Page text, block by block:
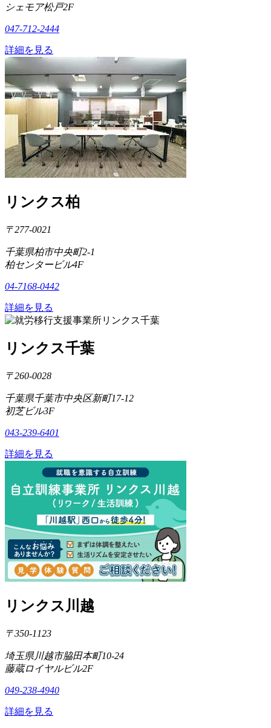
シェモア松戸2F
047-712-2444
詳細を見る
リンクス柏
〒277-0021
千葉県柏市中央町2-1
柏センタービル4F
04-7168-0442
詳細を見る
リンクス千葉
〒260-0028
千葉県千葉市中央区新町17-12
初芝ビル3F
043-239-6401
詳細を見る
リンクス川越
〒350-1123
埼玉県川越市脇田本町10-24
藤蔵ロイヤルビル2F
049-238-4940
詳細を見る